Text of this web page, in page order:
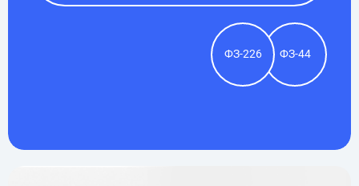
ФЗ-226 ФЗ-44